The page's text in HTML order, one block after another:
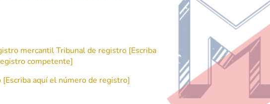
mercantil Tribunal de registro [Escriba
competente]
aquí el número de registro]